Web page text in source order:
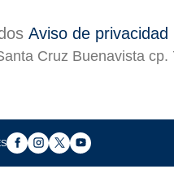
Aviso de privacidad
Cruz Buenavista cp.